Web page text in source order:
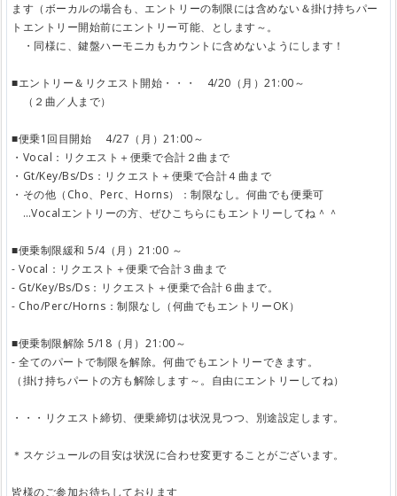
ます（ボーカルの場合も、エントリーの制限には含めない＆掛け持ちパー
トエントリー開始前にエントリー可能、とします～。
・同様に、鍵盤ハーモニカもカウントに含めないようにします！
■エントリー＆リクエスト開始・・・ 4/20（月）21:00～
（２曲／人まで）
■便乗1回目開始 4/27（月）21:00～
・Vocal：リクエスト＋便乗で合計２曲まで
・Gt/Key/Bs/Ds：リクエスト＋便乗で合計４曲まで
・その他（Cho、Perc、Horns）：制限なし。何曲でも便乗可
…Vocalエントリーの方、ぜひこちらにもエントリーしてね＾＾
■便乗制限緩和 5/4（月）21:00 ～
- Vocal：リクエスト＋便乗で合計３曲まで
- Gt/Key/Bs/Ds：リクエスト＋便乗で合計６曲まで。
- Cho/Perc/Horns：制限なし（何曲でもエントリーOK）
■便乗制限解除 5/18（月）21:00～
- 全てのパートで制限を解除。何曲でもエントリーできます。
（掛け持ちパートの方も解除します～。自由にエントリーしてね）
・・・リクエスト締切、便乗締切は状況見つつ、別途設定します。
＊スケジュールの目安は状況に合わせ変更することがございます。
皆様のご参加お待ちしております